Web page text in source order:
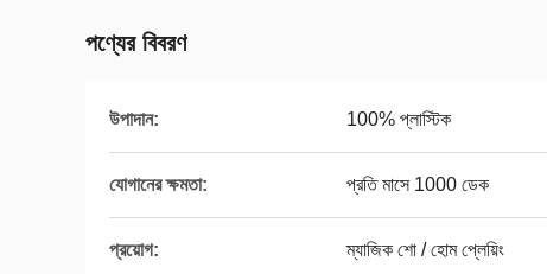
পণ্যের বিবরণ
উপাদান: 100% প্লাস্টিক
যোগানের ক্ষমতা: প্রতি মাসে 1000 ডেক
প্রয়োগ: ম্যাজিক শো / হোম প্লেয়িং